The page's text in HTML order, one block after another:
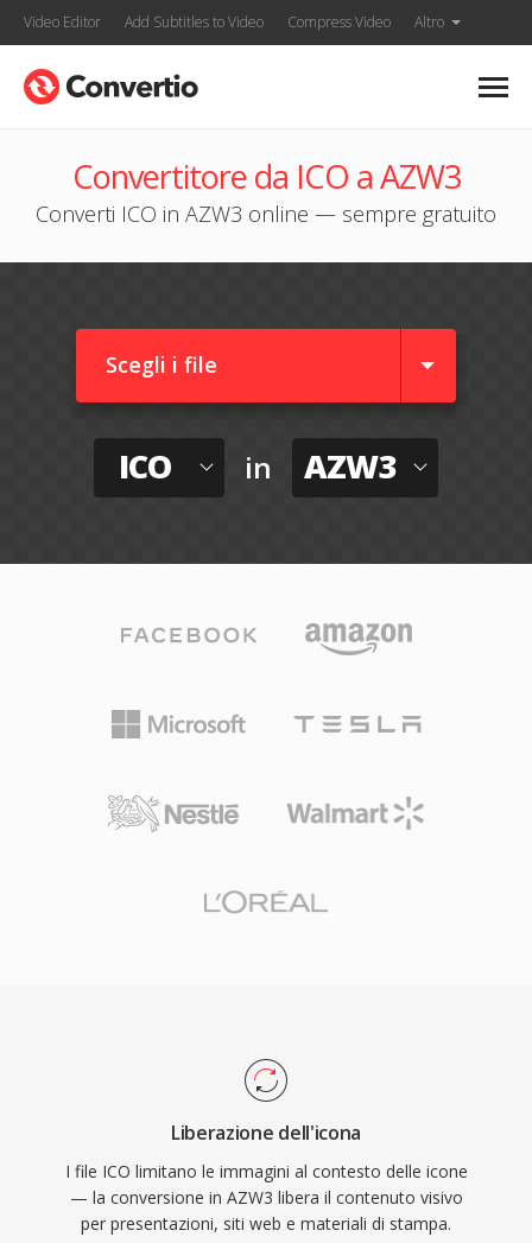
Video Editor Add Subtitles to Video Compress Video Altro
Convertitore da ICO a AZW3
Converti ICO in AZW3 online — sempre gratuito
Scegli i file
ICO in AZW3
Liberazione dell'icona
I file ICO limitano le immagini al contesto delle icone
— la conversione in AZW3 libera il contenuto visivo
per presentazioni, siti web e materiali di stampa.